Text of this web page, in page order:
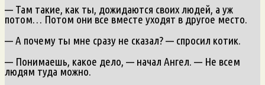
— Там такие, как ты, дожидаются своих людей, а уж
потом… Потом они все вместе уходят в другое место.
— А почему ты мне сразу не сказал? — спросил котик.
— Понимаешь, какое дело, — начал Ангел. — Не всем
людям туда можно.